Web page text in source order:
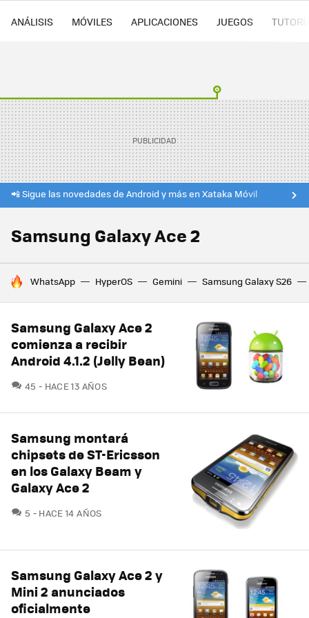
ANÁLISIS MÓVILES APLICACIONES JUEGOS
📲 Sigue las novedades de Android y más en Xataka Móvil
Samsung Galaxy Ace 2
HOY SE HABLA DE
WhatsApp HyperOS Gemini Samsung Galaxy S26
Samsung Galaxy Ace 2
comienza a recibir
Android 4.1.2 (Jelly Bean)
45 COMENTARIOS
HACE 13 AÑOS
Samsung montará
chipsets de ST-Ericsson
en los Galaxy Beam y
Galaxy Ace 2
5 COMENTARIOS
HACE 14 AÑOS
Samsung Galaxy Ace 2 y
Mini 2 anunciados
oficialmente